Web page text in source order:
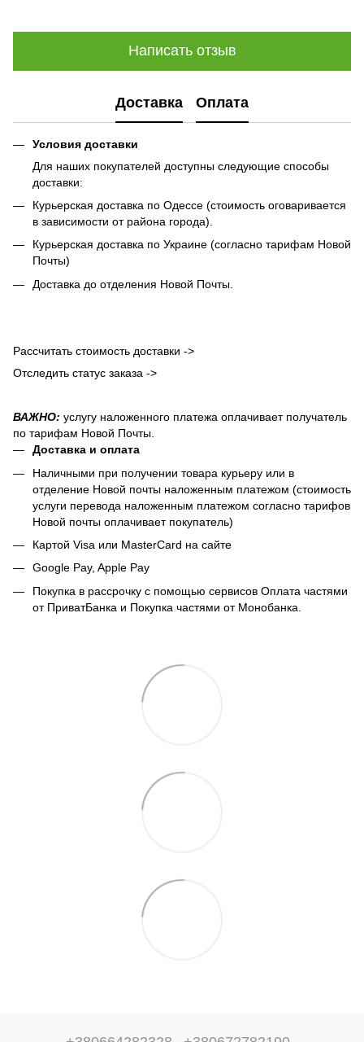
Написать отзыв
Доставка Оплата
Условия доставки
Для наших покупателей доступны следующие способы
доставки:
Курьерская доставка по Одессе (стоимость оговаривается
в зависимости от района города).
Курьерская доставка по Украине (согласно тарифам Новой
Почты)
Доставка до отделения Новой Почты.
Рассчитать стоимость доставки ->
Отследить статус заказа ->
ВАЖНО: услугу наложенного платежа оплачивает получатель
по тарифам Новой Почты.
Доставка и оплата
Наличными при получении товара курьеру или в
отделение Новой почты наложенным платежом (стоимость
услуги перевода наложенным платежом согласно тарифов
Новой почты оплачивает покупатель)
Картой Visa или MasterCard на сайте
Google Pay, Apple Pay
Покупка в рассрочку с помощью сервисов Оплата частями
от ПриватБанка и Покупка частями от Монобанка.